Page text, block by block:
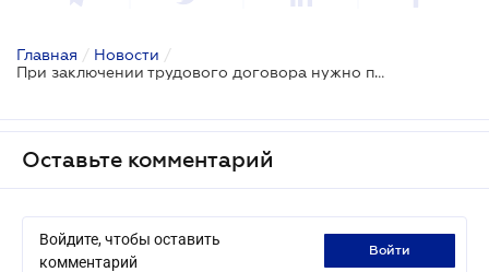
Главная / Новости /
При заключении трудового договора нужно предоставлять военный билет
Оставьте комментарий
Войдите, чтобы оставить
комментарий
войти